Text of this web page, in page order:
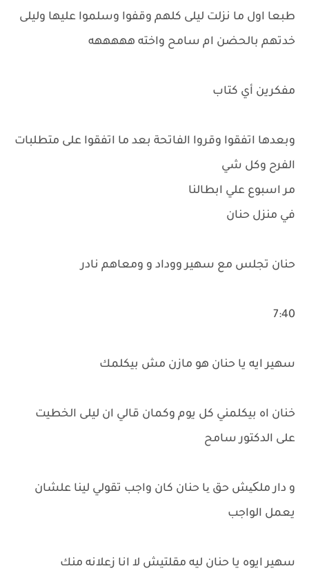
طبعا اول ما نزلت ليلى كلهم وقفوا وسلموا عليها وليلى
خدتهم بالحضن ام سامح واخته هههههه
مفكرين أي كتاب
وبعدها اتفقوا وقروا الفاتحة بعد ما اتفقوا على متطلبات
الفرح وكل شي
مر اسبوع علي ابطالنا
في منزل حنان
حنان تجلس مع سهير ووداد و ومعاهم نادر
7:40
سهير ايه يا حنان هو مازن مش بيكلمك
خنان اه بيكلمني كل يوم وكمان قالي ان ليلى الخطيت
على الدكتور سامح
و دار ملکیش حق یا حنان كان واجب تقولي لينا علشان
يعمل الواجب
سهير ايوه يا حنان ليه مقلتيش لا انا زعلانه منك